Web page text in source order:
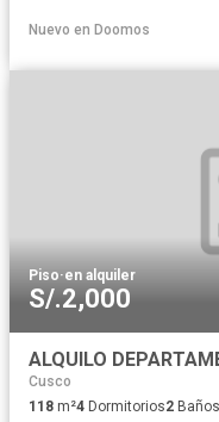
Nuevo en Doomos
Piso·en alquiler
S/.2,000
Cusco
118 m²4 Dormitorios2 Baños